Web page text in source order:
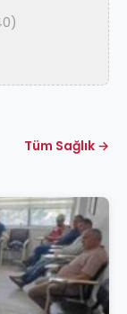
Tüm Sağlık →